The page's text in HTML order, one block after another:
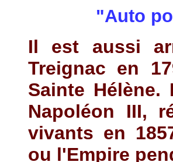
"Auto
Il est aussi
Treignac en
Sainte Hélène.
Napoléon III,
vivants en
ou l'Empire